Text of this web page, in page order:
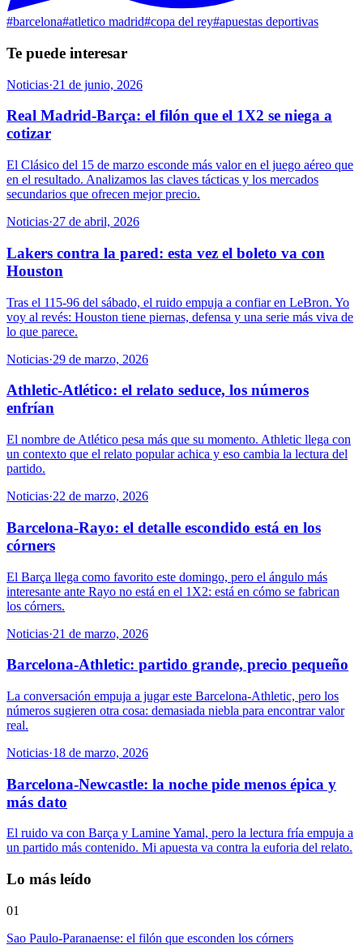
#barcelona#atletico madrid#copa del rey#apuestas deportivas
Te puede interesar
Noticias·21 de junio, 2026
Real Madrid-Barça: el filón que el 1X2 se niega a
cotizar
El Clásico del 15 de marzo esconde más valor en el juego aéreo que
en el resultado. Analizamos las claves tácticas y los mercados
secundarios que ofrecen mejor precio.
Noticias·27 de abril, 2026
Lakers contra la pared: esta vez el boleto va con
Houston
Tras el 115-96 del sábado, el ruido empuja a confiar en LeBron. Yo
voy al revés: Houston tiene piernas, defensa y una serie más viva de
lo que parece.
Noticias·29 de marzo, 2026
Athletic-Atlético: el relato seduce, los números
enfrían
El nombre de Atlético pesa más que su momento. Athletic llega con
un contexto que el relato popular achica y eso cambia la lectura del
partido.
Noticias·22 de marzo, 2026
Barcelona-Rayo: el detalle escondido está en los
córners
El Barça llega como favorito este domingo, pero el ángulo más
interesante ante Rayo no está en el 1X2: está en cómo se fabrican
los córners.
Noticias·21 de marzo, 2026
Barcelona-Athletic: partido grande, precio pequeño
La conversación empuja a jugar este Barcelona-Athletic, pero los
números sugieren otra cosa: demasiada niebla para encontrar valor
real.
Noticias·18 de marzo, 2026
Barcelona-Newcastle: la noche pide menos épica y
más dato
El ruido va con Barça y Lamine Yamal, pero la lectura fría empuja a
un partido más contenido. Mi apuesta va contra la euforia del relato.
Lo más leído
01
Sao Paulo-Paranaense: el filón que esconden los córners